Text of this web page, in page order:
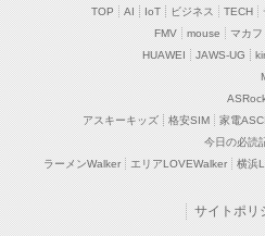
TOP AI IoT ビジネス TECH
FMV
mouse マカフ
HUAWEI
JAWS-UG
アスキーキッズ
格安SIM 家電ASCII
今日の必読
ラーメンWalker
エリアLOVEWalker 横浜
サイトポリ